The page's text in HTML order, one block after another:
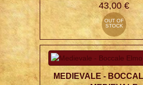
43,00 €
OUT OF
STOCK
MEDIEVALE -